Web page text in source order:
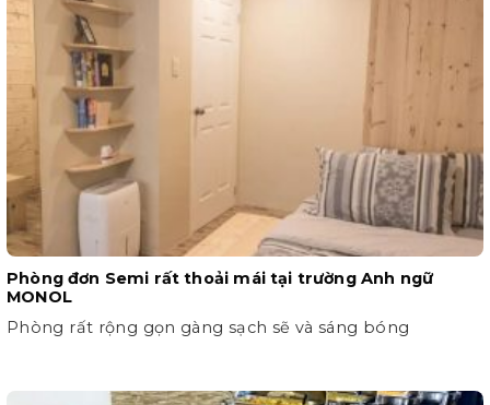
Phòng đơn Semi rất thoải mái tại trường Anh ngữ
MONOL
Phòng rất rộng gọn gàng sạch sẽ và sáng bóng